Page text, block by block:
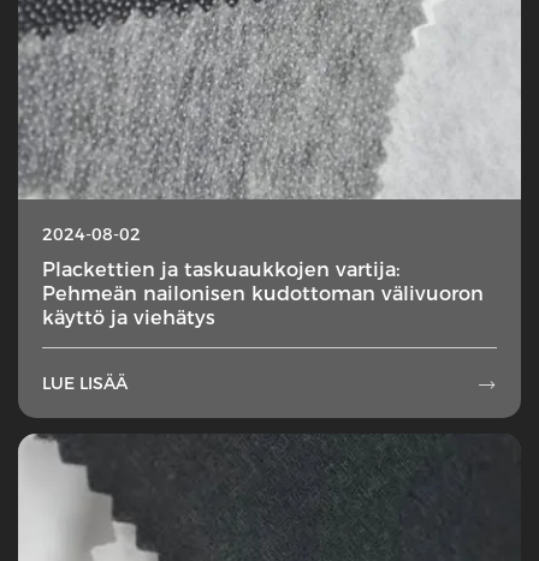
2024-08-02
Plackettien ja taskuaukkojen vartija:
Pehmeän nailonisen kudottoman välivuoron
käyttö ja viehätys
LUE LISÄÄ 